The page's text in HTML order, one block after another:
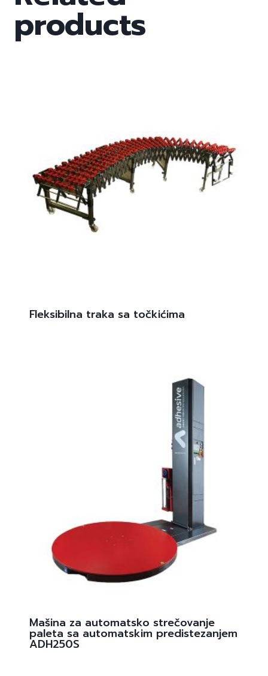
products
Fleksibilna traka sa točkićima
Mašina za automatsko strečovanje
paleta sa automatskim predistezanjem
ADH250S